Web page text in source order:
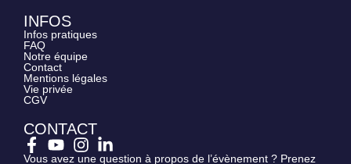
INFOS
Infos pratiques
FAQ
Notre équipe
Contact
Mentions légales
Vie privée
CGV
CONTACT
Vous avez une question à propos de l’évènement ? Prenez